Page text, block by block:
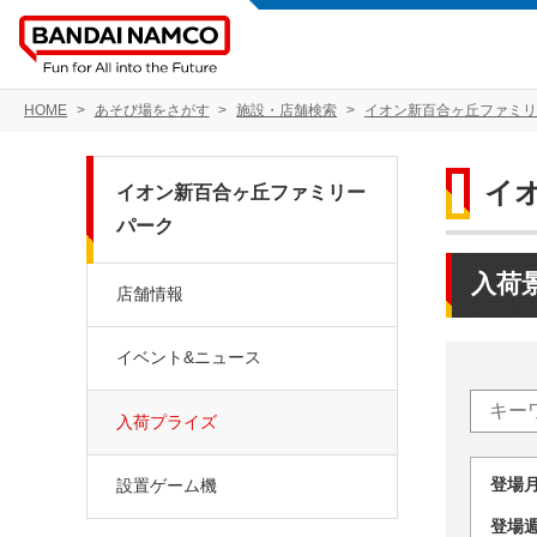
HOME あそび場をさがす 施設・店舗検索 イオン新百合ヶ丘ファミ
イ
入荷
登
登
イオン新百合ヶ丘ファミリー
パーク
店舗情報
イベント&ニュース
入荷プライズ
設置ゲーム機